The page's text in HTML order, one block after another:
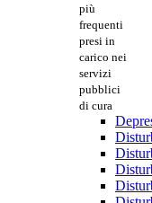
più
frequenti
presi in
carico nei
servizi
pubblici
di cura